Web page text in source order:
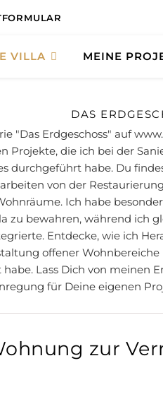
VILLA MEINE
DAS
"Das Erdgeschoss" auf
Projekte, die ich bei der
durchgeführt habe. Du
von der
Ich habe
zu bewahren, während ich
Entdecke, wie ich
offener
Lass Dich von meinen
für Deine eigenen
zur